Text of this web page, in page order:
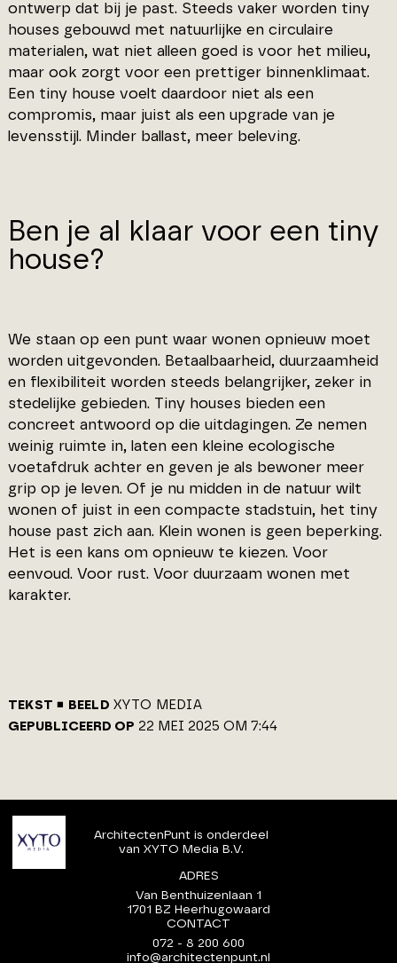
ontwerp dat bij je past. Steeds vaker worden tiny
houses gebouwd met natuurlijke en circulaire
materialen, wat niet alleen goed is voor het milieu,
maar ook zorgt voor een prettiger binnenklimaat.
Een tiny house voelt daardoor niet als een
compromis, maar juist als een upgrade van je
levensstijl. Minder ballast, meer beleving.
Ben je al klaar voor een tiny
house?
We staan op een punt waar wonen opnieuw moet
worden uitgevonden. Betaalbaarheid, duurzaamheid
en flexibiliteit worden steeds belangrijker, zeker in
stedelijke gebieden. Tiny houses bieden een
concreet antwoord op die uitdagingen. Ze nemen
weinig ruimte in, laten een kleine ecologische
voetafdruk achter en geven je als bewoner meer
grip op je leven. Of je nu midden in de natuur wilt
wonen of juist in een compacte stadstuin, het tiny
house past zich aan. Klein wonen is geen beperking.
Het is een kans om opnieuw te kiezen. Voor
eenvoud. Voor rust. Voor duurzaam wonen met
karakter.
TEKST BEELD XYTO MEDIA
GEPUBLICEERD OP 22 MEI 2025 OM 7:44
ArchitectenPunt is onderdeel
van XYTO Media B.V.
ADRES
Van Benthuizenlaan 1
1701 BZ Heerhugowaard
CONTACT
072 - 8 200 600
info@architectenpunt.nl